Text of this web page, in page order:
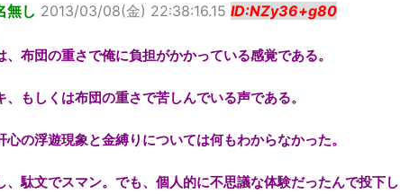
無し 2013/03/08(金) 22:38:16.15 ID:NZy36+g80
、布団の重さで俺に負担がかかっている感覚である。
、もしくは布団の重さで苦しんでいる声である。
の浮遊現象と金縛りについては何もわからなかった。
、駄文でスマン。でも、個人的に不思議な体験だったんで投下し